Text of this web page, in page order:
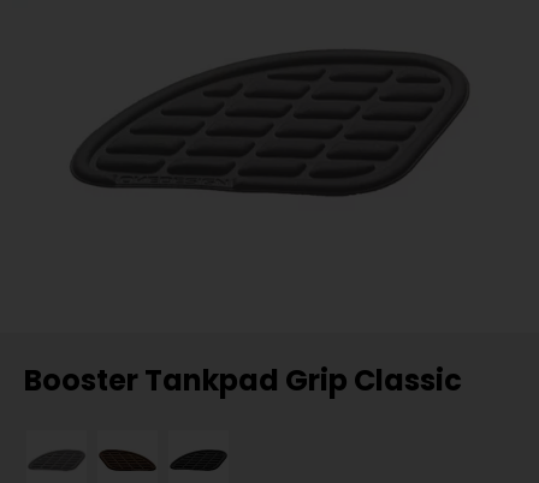
Booster Tankpad Grip Classic